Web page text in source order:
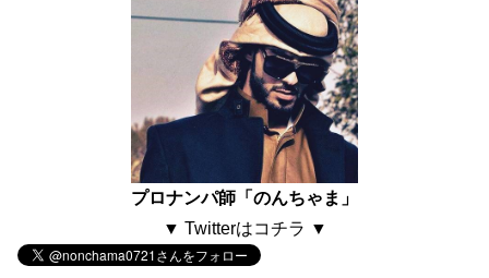
プロナンパ師「のんちゃま」
▼ Twitterはコチラ ▼